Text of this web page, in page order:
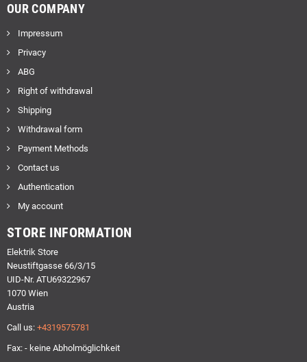
OUR COMPANY
Impressum
Privacy
ABG
Right of withdrawal
Shipping
Withdrawal form
Payment Methods
Contact us
Authentication
My account
STORE INFORMATION
Elektrik Store
Neustiftgasse 66/3/15
UID-Nr. ATU69322967
1070 Wien
Austria
Call us: +4319575781
Fax: - keine Abholmöglichkeit